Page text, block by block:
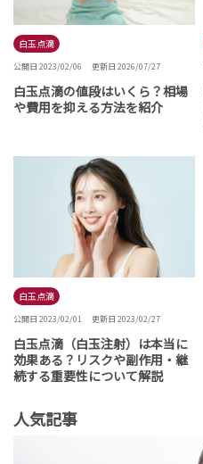
白玉点滴
公開日 2023/02/06 更新日 2026/07/27
白玉点滴の値段はいくら？相場
や費用を抑える方法を紹介
白玉点滴
公開日 2023/02/01 更新日 2023/02/27
白玉点滴（白玉注射）は本当に
効果ある？リスクや副作用・継
続する重要性について解説
人気記事